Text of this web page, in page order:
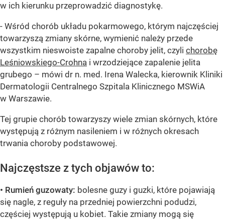
w ich kierunku przeprowadzić diagnostykę.
- Wśród chorób układu pokarmowego, którym najczęściej
towarzyszą zmiany skórne, wymienić należy przede
wszystkim nieswoiste zapalne choroby jelit, czyli chorobę
Leśniowskiego-Crohna i wrzodziejące zapalenie jelita
grubego – mówi dr n. med. Irena Walecka, kierownik Kliniki
Dermatologii Centralnego Szpitala Klinicznego MSWiA
w Warszawie.
Tej grupie chorób towarzyszy wiele zmian skórnych, które
występują z różnym nasileniem i w różnych okresach
trwania choroby podstawowej.
Najczęstsze z tych objawów to:
• Rumień guzowaty: bolesne guzy i guzki, które pojawiają
się nagle, z reguły na przedniej powierzchni podudzi,
częściej występują u kobiet. Takie zmiany mogą się